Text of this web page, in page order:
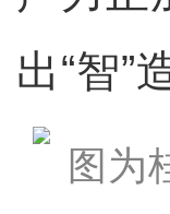
出“智”